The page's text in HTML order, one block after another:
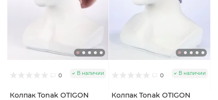
0 В наличии
Колпак Tonak OTIGON
0 В наличии
Колпак Tonak OTIGON